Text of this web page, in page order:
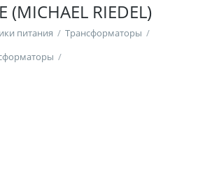
(MICHAEL RIEDEL)
питания / Трансформаторы /
/